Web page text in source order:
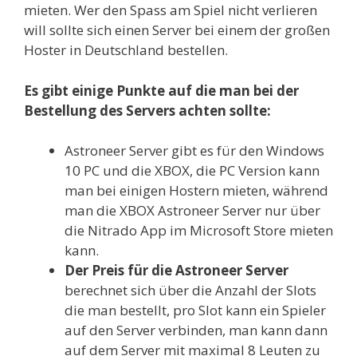
mieten. Wer den Spass am Spiel nicht verlieren
will sollte sich einen Server bei einem der großen
Hoster in Deutschland bestellen.
Es gibt einige Punkte auf die man bei der
Bestellung des Servers achten sollte:
Astroneer Server gibt es für den Windows
10 PC und die XBOX, die PC Version kann
man bei einigen Hostern mieten, während
man die XBOX Astroneer Server nur über
die Nitrado App im Microsoft Store mieten
kann.
Der Preis für die Astroneer Server
berechnet sich über die Anzahl der Slots
die man bestellt, pro Slot kann ein Spieler
auf den Server verbinden, man kann dann
auf dem Server mit maximal 8 Leuten zu